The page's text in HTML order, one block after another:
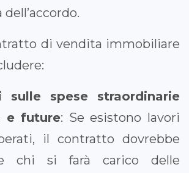
di vendita immobiliare
sulle spese straordinarie
e future: Se esistono lavori
il contratto dovrebbe
chi si farà carico delle